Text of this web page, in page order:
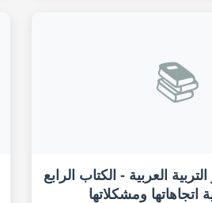
📚
العربية - الكتاب الرابع
اتجاهاتها ومشكلاتها